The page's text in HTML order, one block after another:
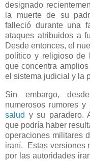
designado
la muerte de su
falleció durante una
ataques atribuidos a
Desde entonces, el
político y religioso de
que concentra
el sistema judicial y la
Sin embargo,
numerosos rumores
salud y su paradero.
que podría haber
operaciones militares
iraní. Estas versiones
por las autoridades